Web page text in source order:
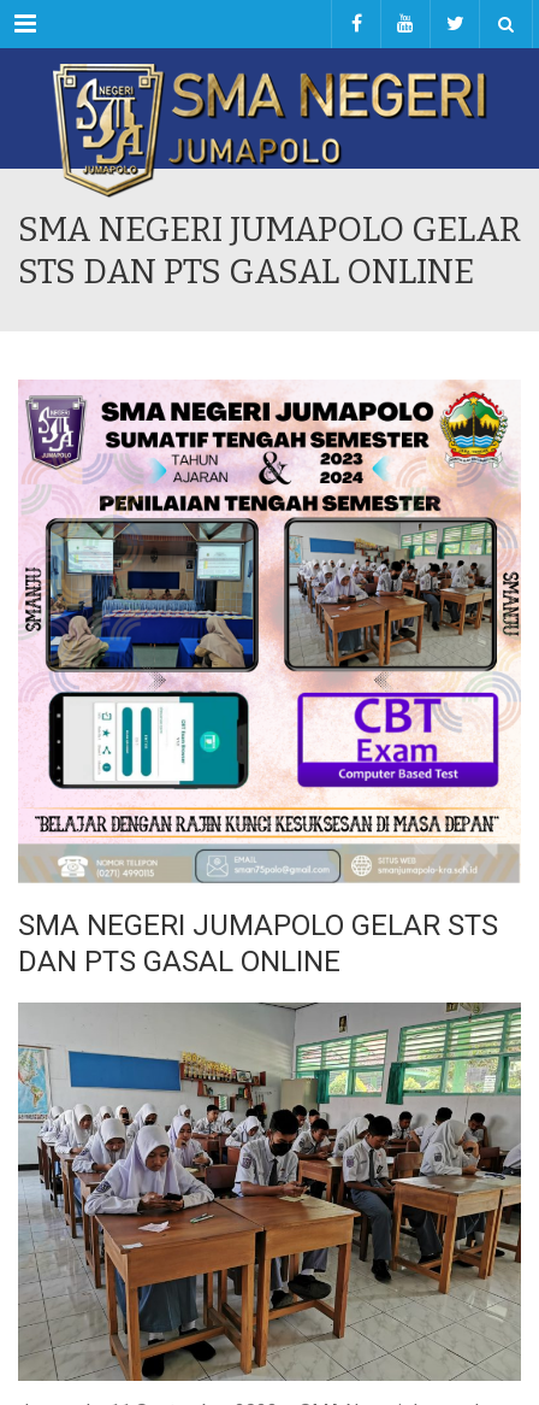
Menu
SMA NEGERI JUMAPOLO GELAR
STS DAN PTS GASAL ONLINE
SMA NEGERI JUMAPOLO GELAR STS
DAN PTS GASAL ONLINE